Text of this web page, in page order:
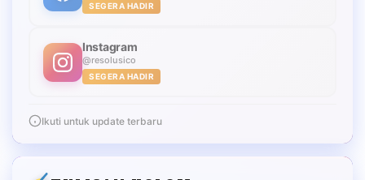
SEGERA HADIR
Instagram
@resolusico
SEGERA HADIR
Ikuti untuk update terbaru